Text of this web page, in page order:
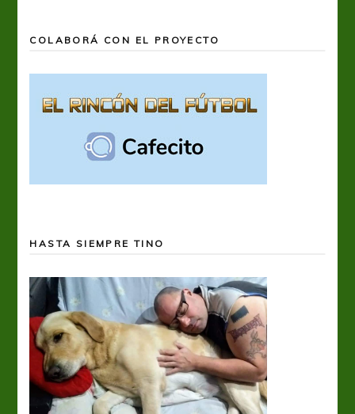
COLABORÁ CON EL PROYECTO
HASTA SIEMPRE TINO